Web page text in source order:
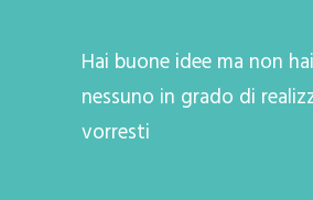
Hai buone idee ma non
nessuno in grado di
vorresti